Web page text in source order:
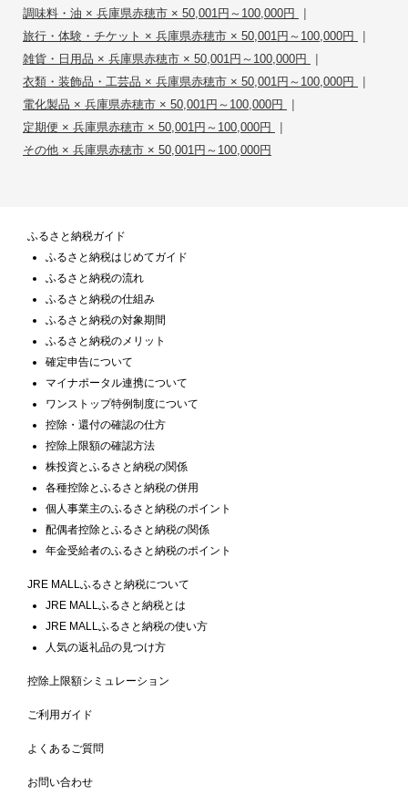
調味料・油 × 兵庫県赤穂市 × 50,001円～100,000円 |
旅行・体験・チケット × 兵庫県赤穂市 × 50,001円～100,000円 |
雑貨・日用品 × 兵庫県赤穂市 × 50,001円～100,000円 |
衣類・装飾品・工芸品 × 兵庫県赤穂市 × 50,001円～100,000円 |
電化製品 × 兵庫県赤穂市 × 50,001円～100,000円 |
定期便 × 兵庫県赤穂市 × 50,001円～100,000円 |
その他 × 兵庫県赤穂市 × 50,001円～100,000円
ふるさと納税ガイド
ふるさと納税はじめてガイド
ふるさと納税の流れ
ふるさと納税の仕組み
ふるさと納税の対象期間
ふるさと納税のメリット
確定申告について
マイナポータル連携について
ワンストップ特例制度について
控除・還付の確認の仕方
控除上限額の確認方法
株投資とふるさと納税の関係
各種控除とふるさと納税の併用
個人事業主のふるさと納税のポイント
配偶者控除とふるさと納税の関係
年金受給者のふるさと納税のポイント
JRE MALLふるさと納税について
JRE MALLふるさと納税とは
JRE MALLふるさと納税の使い方
人気の返礼品の見つけ方
控除上限額シミュレーション
ご利用ガイド
よくあるご質問
お問い合わせ